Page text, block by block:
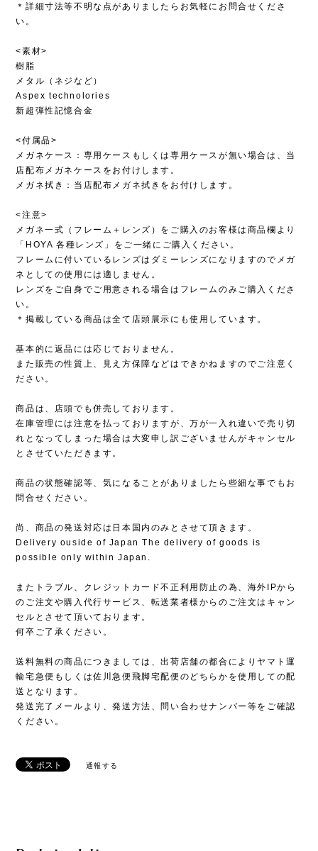
＊詳細寸法等不明な点がありましたらお気軽にお問合せくださ
い。
<素材>
樹脂
メタル（ネジなど）
Aspex technolories
新超弾性記憶合金
<付属品>
メガネケース：専用ケースもしくは専用ケースが無い場合は、当
店配布メガネケースをお付けします。
メガネ拭き：当店配布メガネ拭きをお付けします。
<注意>
メガネ一式（フレーム＋レンズ）をご購入のお客様は商品欄より
「HOYA 各種レンズ」をご一緒にご購入ください。
フレームに付いているレンズはダミーレンズになりますのでメガ
ネとしての使用には適しません。
レンズをご自身でご用意される場合はフレームのみご購入くださ
い。
＊掲載している商品は全て店頭展示にも使用しています。
基本的に返品には応じておりません。
また販売の性質上、見え方保障などはできかねますのでご注意く
ださい。
商品は、店頭でも併売しております。
在庫管理には注意を払っておりますが、万が一入れ違いで売り切
れとなってしまった場合は大変申し訳ございませんがキャンセル
とさせていただきます。
商品の状態確認等、気になることがありましたら些細な事でもお
問合せください。
尚、商品の発送対応は日本国内のみとさせて頂きます。
Delivery ouside of Japan The delivery of goods is
possible only within Japan.
またトラブル、クレジットカード不正利用防止の為、海外IPから
のご注文や購入代行サービス、転送業者様からのご注文はキャン
セルとさせて頂いております。
何卒ご了承ください。
送料無料の商品につきましては、出荷店舗の都合によりヤマト運
輸宅急便もしくは佐川急便飛脚宅配便のどちらかを使用しての配
送となります。
発送完了メールより、発送方法、問い合わせナンバー等をご確認
ください。
通報する